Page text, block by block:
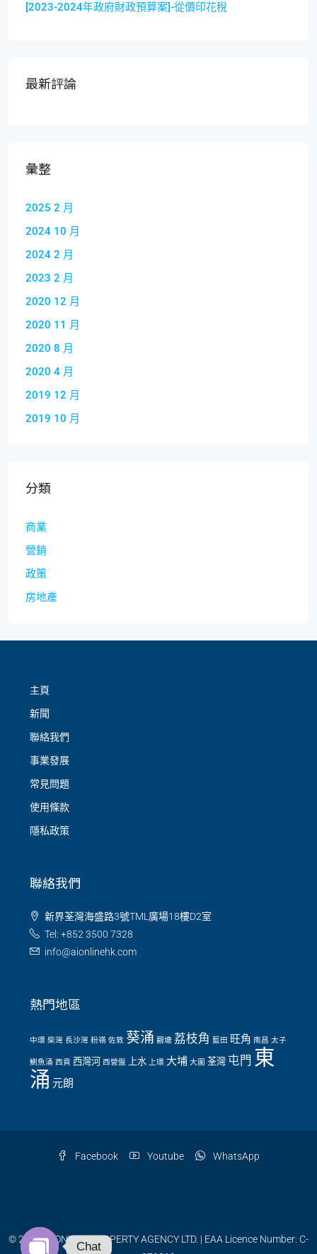
[2023-2024年政府財政預算案]-從價印花稅
最新評論
彙整
2025 2 月
2024 10 月
2024 2 月
2023 2 月
2020 12 月
2020 11 月
2020 8 月
2020 4 月
2019 12 月
2019 10 月
分類
商業
營銷
政策
房地產
主頁
新聞
聯絡我們
事業發展
常見問題
使用條款
隱私政策
聯絡我們
新界荃灣海盛路3號TML廣場18樓D2室
Tel: +852 3500 7328
info@aionlinehk.com
熱門地區
中環 柴灣 長沙灣 粉嶺 佐敦 葵涌 觀塘 荔枝角 藍田 旺角 南昌 太子
鰂魚涌 西貢 西灣河 西營盤 上水 上環 大埔 大圍 荃灣 屯門 東
涌 元朗
Facebook Youtube WhatsApp
© 2026 AI ONLINE PROPERTY AGENCY LTD. | EAA Licence Number: C-
Chat